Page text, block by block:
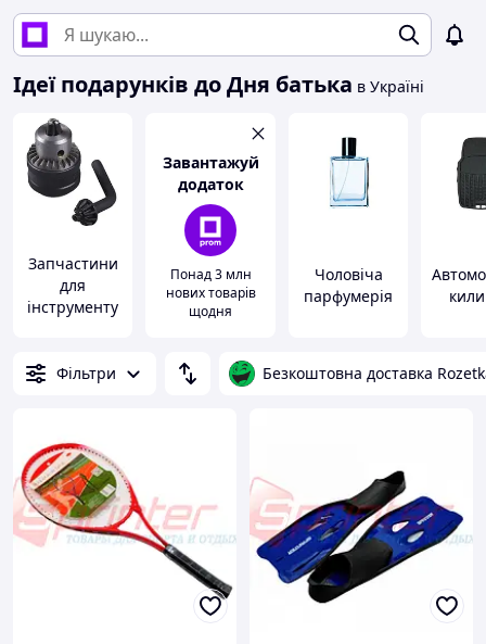
Ідеї подарунків до Дня батька в Україні
Запчастини
для
інструменту
Завантажуй
додаток
Понад 3 млн
нових товарів
щодня
Чоловіча
парфумерія
Фільтри Безкоштовна доставка